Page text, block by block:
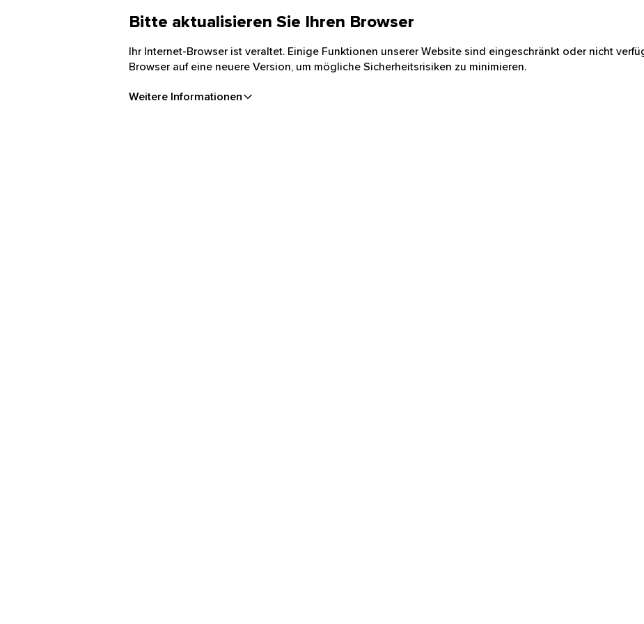
Bitte aktualisieren Sie Ihren Browser
Ihr Internet-Browser ist veraltet. Einige Funktionen unserer Website sind eingeschränkt oder nicht
Browser auf eine neuere Version, um mögliche Sicherheitsrisiken zu minimieren.
Weitere Informationen